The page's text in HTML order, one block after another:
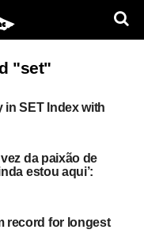
"set"
in SET Index with
da paixão de
estou aqui’:
record for longest